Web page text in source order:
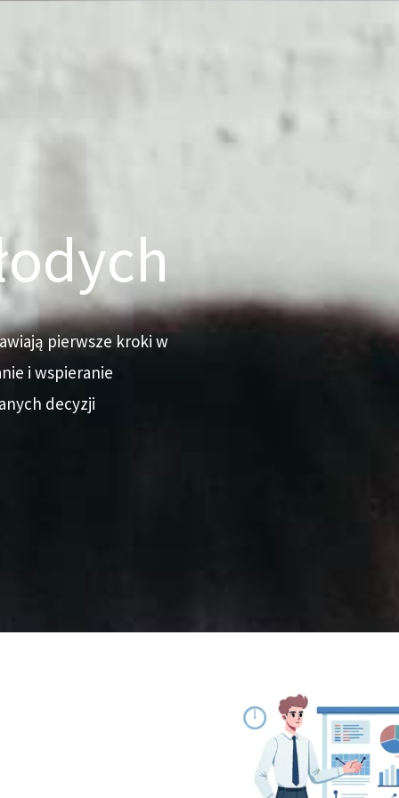
pierwsze kroki w
i wspieranie
decyzji